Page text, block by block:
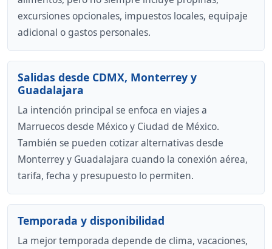
excursiones opcionales, impuestos locales, equipaje
adicional o gastos personales.
Salidas desde CDMX, Monterrey y
Guadalajara
La intención principal se enfoca en viajes a
Marruecos desde México y Ciudad de México.
También se pueden cotizar alternativas desde
Monterrey y Guadalajara cuando la conexión aérea,
tarifa, fecha y presupuesto lo permiten.
Temporada y disponibilidad
La mejor temporada depende de clima, vacaciones,